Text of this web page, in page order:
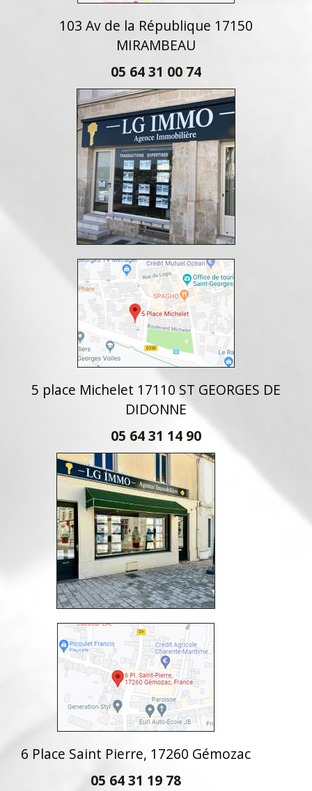
103 Av de la République 17150
MIRAMBEAU
05 64 31 00 74
5 place Michelet 17110 ST GEORGES DE
DIDONNE
05 64 31 14 90
6 Place Saint Pierre, 17260 Gémozac
05 64 31 19 78